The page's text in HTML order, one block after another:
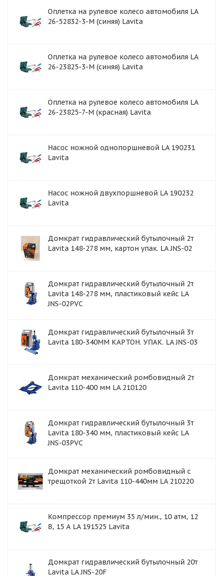
Оплетка на рулевое колесо автомобиля LA
26-52832-3-M (синяя) Lavita
Оплетка на рулевое колесо автомобиля LA
26-23825-3-M (синяя) Lavita
Оплетка на рулевое колесо автомобиля LA
26-23825-7-M (красная) Lavita
Насос ножной однопоршневой LA 190231
Lavita
Насос ножной двухпоршневой LA 190232
Lavita
Домкрат гидравлический бутылочный 2т
Lavita 148-278 мм, картон упак. LA JNS-02
Домкрат гидравлический бутылочный 2т
Lavita 148-278 мм, пластиковый кейс LA
JNS-02PVC
Домкрат гидравлический бутылочный 3т
Lavita 180-340ММ КАРТОН. УПАК. LA JNS-03
Домкрат механический ромбовидный 2т
Lavita 110-400 мм LA 210120
Домкрат гидравлический бутылочный 3т
Lavita 180-340 мм, пластиковый кейс LA
JNS-03PVC
Домкрат механический ромбовидный с
трещоткой 2т Lavita 110-440мм LA 210220
Компрессор премиум 35 л/мин., 10 атм, 12
В, 15 А LA 191525 Lavita
Домкрат гидравлический бутылочный 20т
Lavita LA JNS-20F